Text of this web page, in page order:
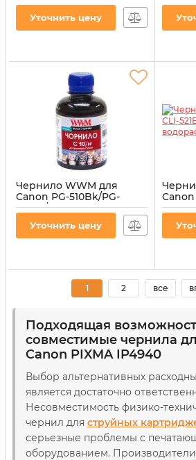
Black водорастворимые
(IR3.C11/B)
Уточнить цену
(C10/
Чернило WWM для
Canon PG-510Bk/PG-
512Bk/PGI-520Bk 200г
(C10/BP)
Уточнить цену
Canon
200г
1 2 все
Подходящая
совместимые чернила
Canon PIXMA IP4940
Выбор альтернативных
является достаточно
Несовместимость физико-
чернил для струйных
серьезные проблемы с
оборудованием.